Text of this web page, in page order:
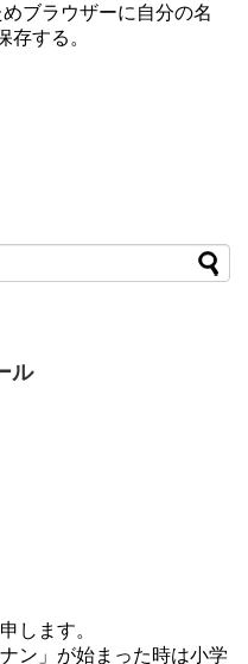
ブラウザーに自分の名
存する。
ル
します。
ン」が始まった時は小学